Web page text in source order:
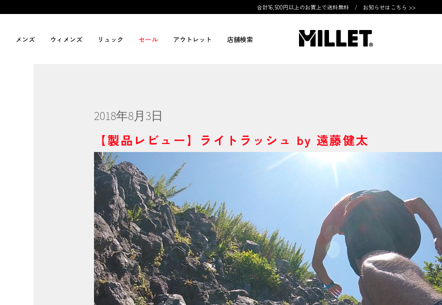
合計16,500円以上のお買上で送料無料 / お知らせはこちら >>
メンズ ウィメンズ リュック セール アウトレット 店舗検索
2018年8月3日
【製品レビュー】ライトラッシュ by 遠藤健太